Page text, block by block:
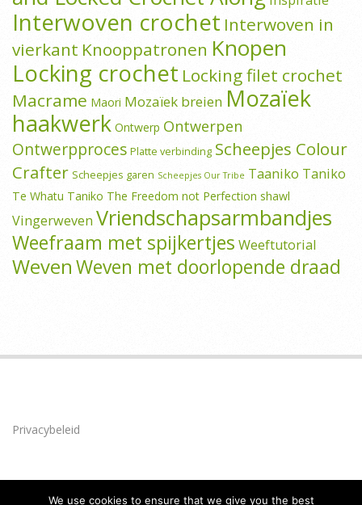
Interwoven crochet Interwoven in
vierkant Knooppatronen Knopen
Locking crochet Locking filet crochet
Macrame Maori Mozaïek breien Mozaïek
haakwerk Ontwerp Ontwerpen
Ontwerpproces Platte verbinding Scheepjes Colour
Crafter Scheepjes garen Scheepjes Our Tribe Taaniko Taniko
Te Whatu Taniko The Freedom not Perfection shawl
Vingerweven Vriendschapsarmbandjes
Weefraam met spijkertjes Weeftutorial
WevenWeven met doorlopende draad
Privacybeleid
We use cookies to ensure that we give you the best